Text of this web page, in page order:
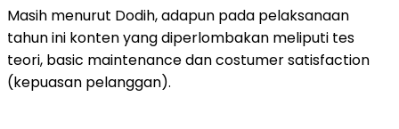
Masih menurut Dodih, adapun pada pelaksanaan
tahun ini konten yang diperlombakan meliputi tes
teori, basic maintenance dan costumer satisfaction
(kepuasan pelanggan).